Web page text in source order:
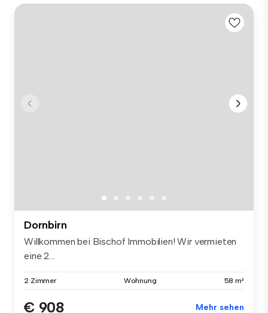
Dornbirn
Willkommen bei Bischof Immobilien! Wir vermieten
eine 2...
2 Zimmer Wohnung 58 m²
€ 908 Mehr sehen